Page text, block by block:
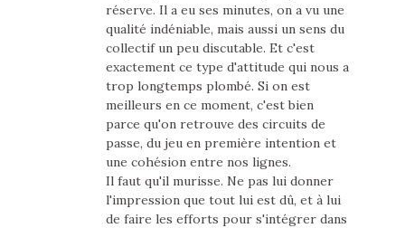
réserve. Il a eu ses minutes, on a vu une
qualité indéniable, mais aussi un sens du
collectif un peu discutable. Et c'est
exactement ce type d'attitude qui nous a
trop longtemps plombé. Si on est
meilleurs en ce moment, c'est bien
parce qu'on retrouve des circuits de
passe, du jeu en première intention et
une cohésion entre nos lignes.
Il faut qu'il murisse. Ne pas lui donner
l'impression que tout lui est dû, et à lui
de faire les efforts pour s'intégrer dans